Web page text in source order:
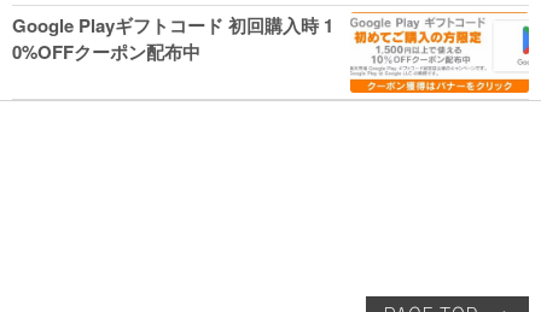
Google Playギフトコード 初回購入時 1
0%OFFクーポン配布中